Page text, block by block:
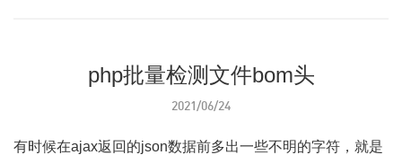
php批量检测文件bom头
2021/06/24
有时候在ajax返回的json数据前多出一些不明的字符，就是